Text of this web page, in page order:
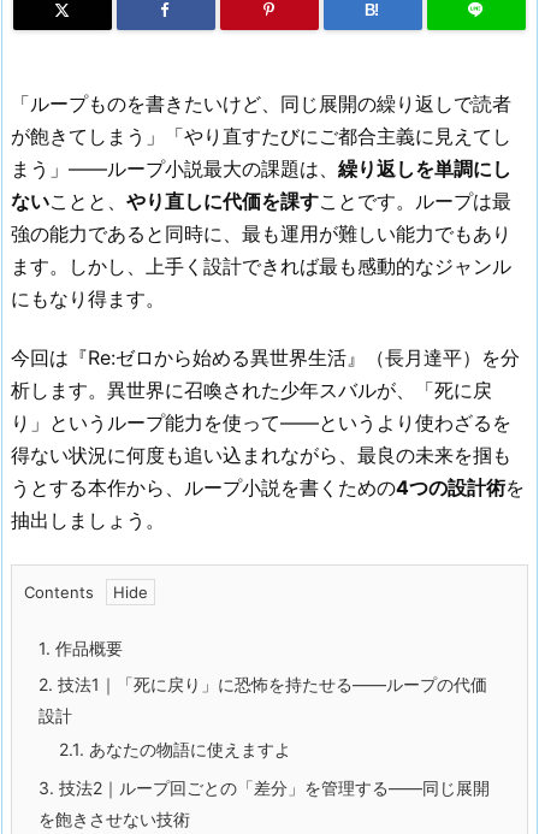
B!
「ループものを書きたいけど、同じ展開の繰り返しで読者
が飽きてしまう」「やり直すたびにご都合主義に見えてし
まう」——ループ小説最大の課題は、 繰り返しを単調にし
ないことと、 やり直しに代価を課すことです。ループは最
強の能力であると同時に、最も運用が難しい能力でもあり
ます。しかし、上手く設計できれば最も感動的なジャンル
にもなり得ます。
今回は『Re:ゼロから始める異世界生活』（長月達平）を分
析します。異世界に召喚された少年スバルが、「死に戻
り」というループ能力を使って——というより使わざるを
得ない状況に何度も追い込まれながら、最良の未来を掴も
うとする本作から、ループ小説を書くための4つの設計術を
抽出しましょう。
Contents
1. 作品概要
2. 技法1｜「死に戻り」に恐怖を持たせる——ループの代価
設計
2.1. あなたの物語に使えますよ
3. 技法2｜ループ回ごとの「差分」を管理する——同じ展開
を飽きさせない技術